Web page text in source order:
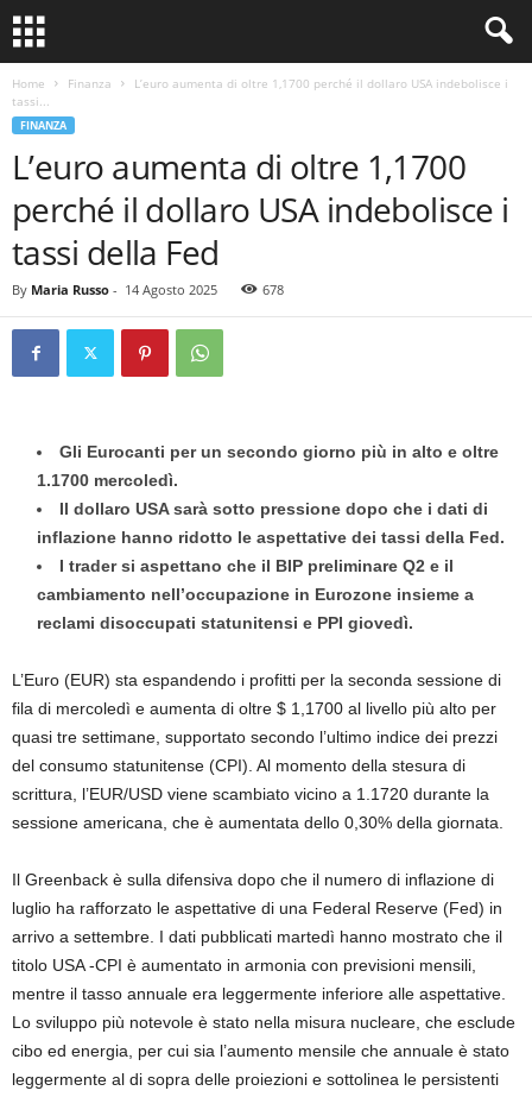
Home Finanza
L’euro aumenta di oltre 1,1700 perché il dollaro USA indebolisce i
tassi...
FINANZA
L’euro aumenta di oltre 1,1700
perché il dollaro USA indebolisce i
tassi della Fed
By Maria Russo - 14 Agosto 2025 678
Gli Eurocanti per un secondo giorno più in alto e oltre
1.1700 mercoledì.
Il dollaro USA sarà sotto pressione dopo che i dati di
inflazione hanno ridotto le aspettative dei tassi della Fed.
I trader si aspettano che il BIP preliminare Q2 e il
cambiamento nell’occupazione in Eurozone insieme a
reclami disoccupati statunitensi e PPI giovedì.
L’Euro (EUR) sta espandendo i profitti per la seconda sessione di
fila di mercoledì e aumenta di oltre $ 1,1700 al livello più alto per
quasi tre settimane, supportato secondo l’ultimo indice dei prezzi
del consumo statunitense (CPI). Al momento della stesura di
scrittura, l’EUR/USD viene scambiato vicino a 1.1720 durante la
sessione americana, che è aumentata dello 0,30% della giornata.
Il Greenback è sulla difensiva dopo che il numero di inflazione di
luglio ha rafforzato le aspettative di una Federal Reserve (Fed) in
arrivo a settembre. I dati pubblicati martedì hanno mostrato che il
titolo USA -CPI è aumentato in armonia con previsioni mensili,
mentre il tasso annuale era leggermente inferiore alle aspettative.
Lo sviluppo più notevole è stato nella misura nucleare, che esclude
cibo ed energia, per cui sia l’aumento mensile che annuale è stato
leggermente al di sopra delle proiezioni e sottolinea le persistenti